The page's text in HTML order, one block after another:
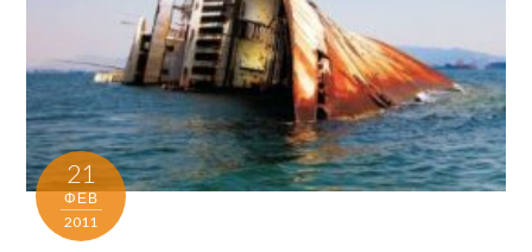
21
ΦΕΒ
2011